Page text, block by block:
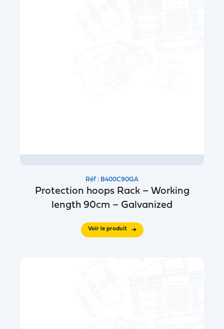
Réf : B400C90GA
Protection hoops Rack – Working
length 90cm – Galvanized
Voir le produit